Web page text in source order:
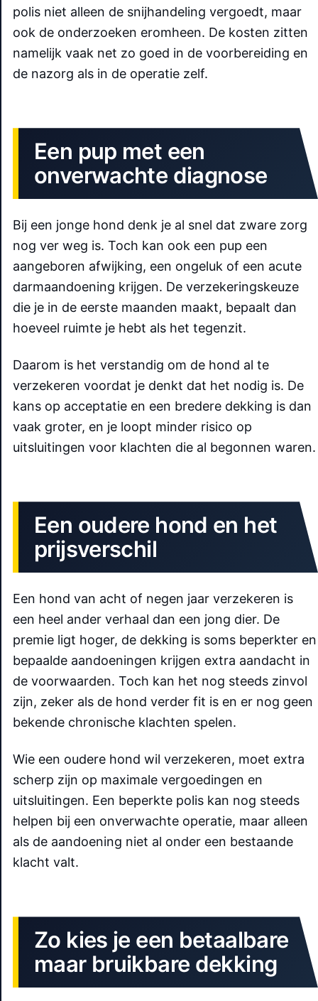
polis niet alleen de snijhandeling vergoedt, maar
ook de onderzoeken eromheen. De kosten zitten
namelijk vaak net zo goed in de voorbereiding en
de nazorg als in de operatie zelf.
Een pup met een
onverwachte diagnose
Bij een jonge hond denk je al snel dat zware zorg
nog ver weg is. Toch kan ook een pup een
aangeboren afwijking, een ongeluk of een acute
darmaandoening krijgen. De verzekeringskeuze
die je in de eerste maanden maakt, bepaalt dan
hoeveel ruimte je hebt als het tegenzit.
Daarom is het verstandig om de hond al te
verzekeren voordat je denkt dat het nodig is. De
kans op acceptatie en een bredere dekking is dan
vaak groter, en je loopt minder risico op
uitsluitingen voor klachten die al begonnen waren.
Een oudere hond en het
prijsverschil
Een hond van acht of negen jaar verzekeren is
een heel ander verhaal dan een jong dier. De
premie ligt hoger, de dekking is soms beperkter en
bepaalde aandoeningen krijgen extra aandacht in
de voorwaarden. Toch kan het nog steeds zinvol
zijn, zeker als de hond verder fit is en er nog geen
bekende chronische klachten spelen.
Wie een oudere hond wil verzekeren, moet extra
scherp zijn op maximale vergoedingen en
uitsluitingen. Een beperkte polis kan nog steeds
helpen bij een onverwachte operatie, maar alleen
als de aandoening niet al onder een bestaande
klacht valt.
Zo kies je een betaalbare
maar bruikbare dekking